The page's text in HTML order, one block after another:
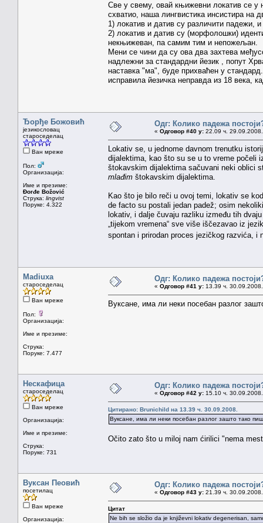
Све у свему, овай књижевни локатив се
схватио, наша лингвистика инсистира на
1) локатив и датив су различити падежи, и
2) локатив и датив су (морфолошки)
некњижеван, па самим тим и непожељан.
Мени се чини да су ова два захтева
надлежни за стандардни йезик , попут
наставка "ма", буде прихваћен у
исправила йезичка неправда из 18 века,
Ђорђе Божовић
језикословац
староседелац
Ван мреже
Пол:
Организација:
Име и презиме:
Đorđe Božović
Струка: lingvist
Поруке: 4.322
Одг: Колико падежа
« Одговор #40 у: 22.09 ч.
Lokativ se, u jednome davnom trenutku
dijalektima, kao što su se u to vreme počeli
štokavskim dijalektima sačuvani neki oblici
mlađim štokavskim dijalektima.
Kao što je bilo reči u ovoj temi, lokativ se
de facto su postali jedan padež; osim
lokativ, i dalje čuvaju razliku između tih
„tijekom vremena“ sve više iščezavao iz
spontan i prirodan proces jezičkog razvića,
Madiuxa
староседелац
Ван мреже
Пол:
Организација:
Име и презиме:
Струка:
Поруке: 7.477
Одг: Колико падежа
« Одговор #41 у: 13.39 ч.
Вуксане, има ли неки посебан разлог
Нескафица
староседелац
Ван мреже
Организација:
Име и презиме:
Струка:
Поруке: 731
Одг: Колико падежа
« Одговор #42 у: 15.10 ч.
Цитирано: Brunichild на 13.39 ч. 30.09.2008.
Вуксане, има ли неки посебан разлог зашто тако
Očito zato što u miloj nam ćirilici "nema
Вуксан Пеовић
посетилац
Ван мреже
Организација:
Одг: Колико падежа
« Одговор #43 у: 21.39 ч.
Цитат
Ne bih se složio da je književni lokativ degenerisan,